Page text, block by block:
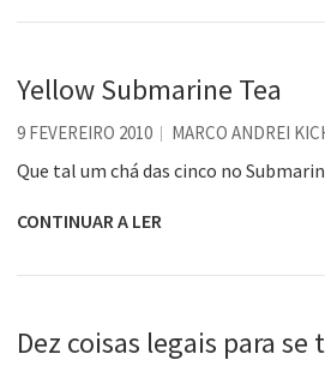
Yellow Submarine Tea
9 FEVEREIRO 2010 MARCO ANDREI
Que tal um chá das cinco no
CONTINUAR A LER
Dez coisas legais para se